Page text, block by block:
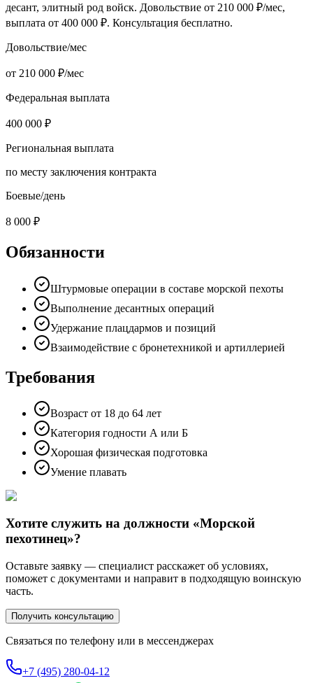
десант, элитный род войск. Довольствие от 210 000 ₽/мес,
выплата от 400 000 ₽. Консультация бесплатно.
Довольствие/мес
от 210 000 ₽/мес
Федеральная выплата
400 000 ₽
Региональная выплата
по месту заключения контракта
Боевые/день
8 000 ₽
Обязанности
Штурмовые операции в составе морской пехоты
Выполнение десантных операций
Удержание плацдармов и позиций
Взаимодействие с бронетехникой и артиллерией
Требования
Возраст от 18 до 64 лет
Категория годности А или Б
Хорошая физическая подготовка
Умение плавать
Хотите служить на должности «Морской
пехотинец»?
Оставьте заявку — специалист расскажет об условиях,
поможет с документами и направит в подходящую воинскую
часть.
Получить консультацию
Связаться по телефону или в мессенджерах
+7 (495) 280-04-12